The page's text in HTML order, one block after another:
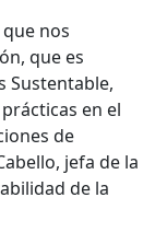
nos
que es
Sustentable,
en el
de
jefa de la
de la